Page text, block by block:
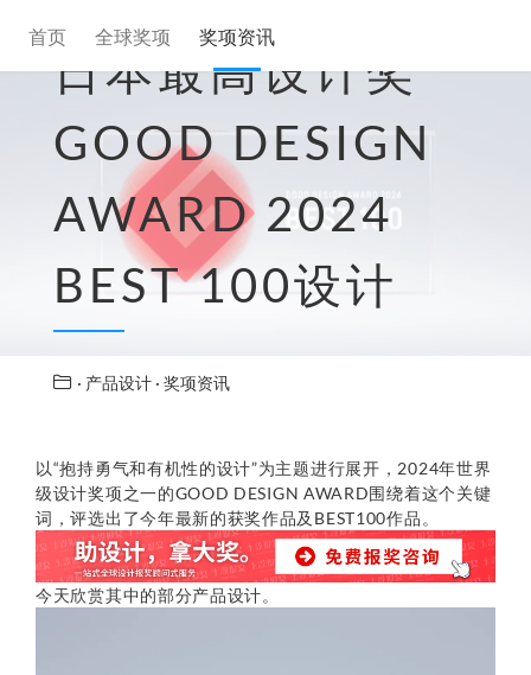
首页 全球奖项 奖项资讯
日本最高设计奖
GOOD DESIGN
AWARD 2024
BEST 100设计
· 产品设计 · 奖项资讯
以“抱持勇气和有机性的设计”为主题进行展开，2024年世界
级设计奖项之一的GOOD DESIGN AWARD围绕着这个关键
词，评选出了今年最新的获奖作品及BEST100作品。
今天欣赏其中的部分产品设计。